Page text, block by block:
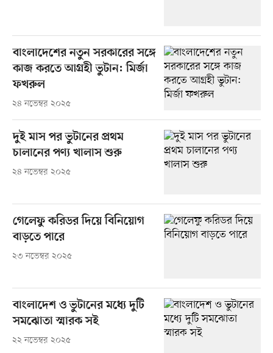
বাংলাদেশের নতুন সরকারের সঙ্গে
কাজ করতে আগ্রহী ভুটান: মির্জা
ফখরুল
২৪ নভেম্বর ২০২৫
দুই মাস পর ভুটানের প্রথম
চালানের পণ্য খালাস শুরু
২৪ নভেম্বর ২০২৫
গেলেফু করিডর দিয়ে বিনিয়োগ
বাড়তে পারে
২৩ নভেম্বর ২০২৫
বাংলাদেশ ও ভুটানের মধ্যে দুটি
সমঝোতা স্মারক সই
২২ নভেম্বর ২০২৫